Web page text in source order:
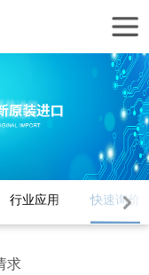
行业应用 快速询价
求